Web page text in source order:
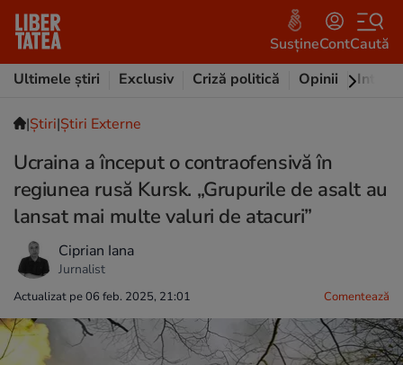
SusțineContCaută
Ultimele știri
Exclusiv Criză politică Opinii
|Ştiri|Știri Externe
Ucraina a început o contraofensivă în
regiunea rusă Kursk. „Grupurile de asalt au
lansat mai multe valuri de atacuri”
Ciprian Iana
Jurnalist
Actualizat pe 06 feb. 2025, 21:01 Comentează